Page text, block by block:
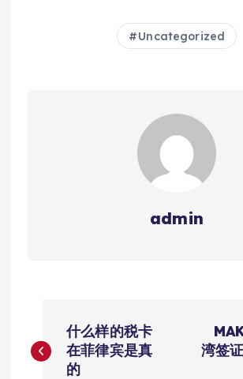
Uncategorized
admin
章
什么样的税卡
在菲律宾是真
的
湾签